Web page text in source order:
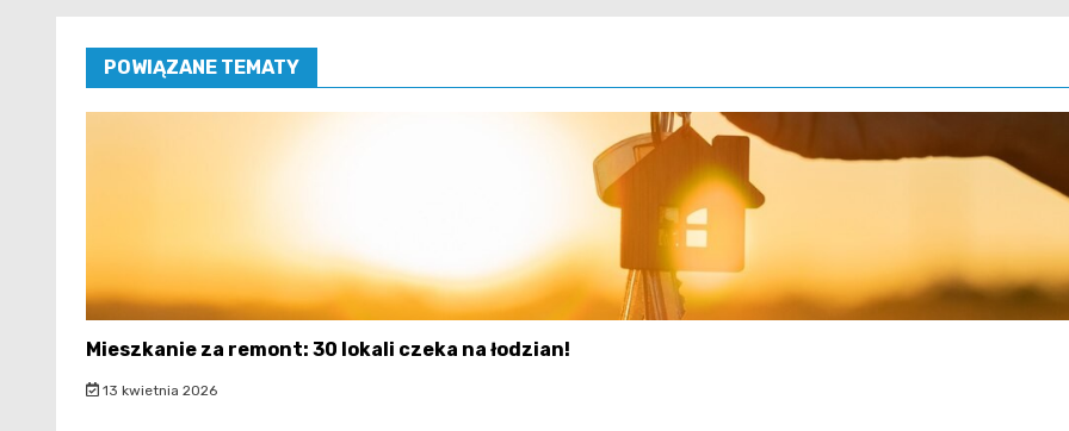
POWIĄZANE TEMATY
Mieszkanie za remont: 30 lokali czeka na łodzian!
13 kwietnia 2026